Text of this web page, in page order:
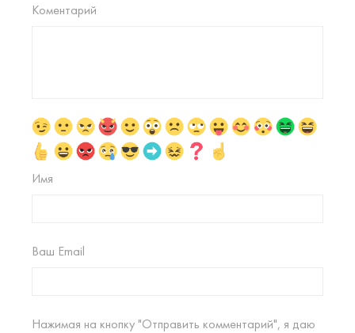
Коментарий
Имя
Ваш Email
Нажимая на кнопку "Отправить комментарий", я даю